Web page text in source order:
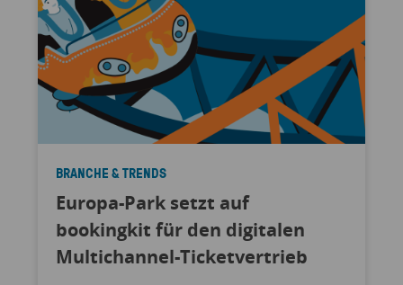
BRANCHE & TRENDS
Europa-Park setzt auf
bookingkit für den digitalen
Multichannel-Ticketvertrieb